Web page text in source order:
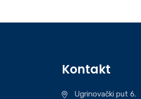
Kontakt
Ugrinovački put 6.